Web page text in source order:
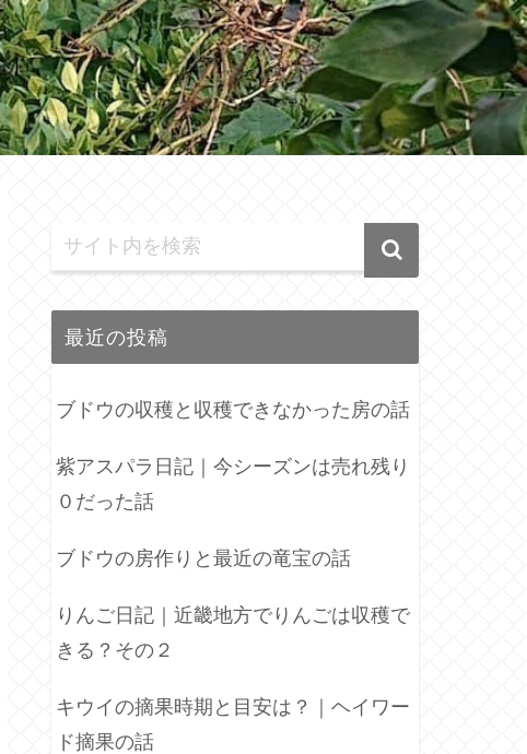
最近の投稿
ブドウの収穫と収穫できなかった房の話
紫アスパラ日記｜今シーズンは売れ残り
０だった話
ブドウの房作りと最近の竜宝の話
りんご日記｜近畿地方でりんごは収穫で
きる？その２
キウイの摘果時期と目安は？｜ヘイワー
ド摘果の話